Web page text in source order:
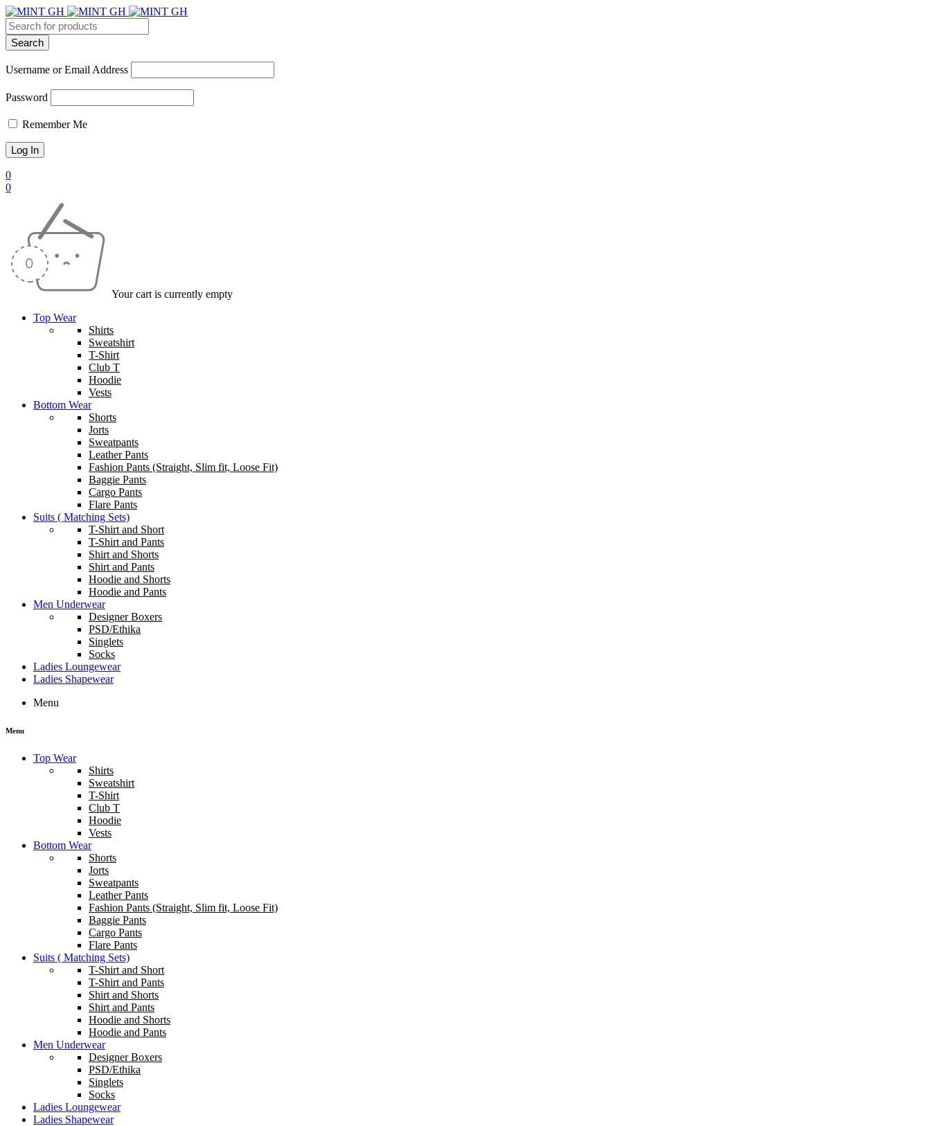
Username or Email Address
Password
Remember Me
0
0
Your cart is currently empty
Top Wear
Shirts
Sweatshirt
T-Shirt
Club T
Hoodie
Vests
Bottom Wear
Shorts
Jorts
Sweatpants
Leather Pants
Fashion Pants (Straight, Slim fit, Loose Fit)
Baggie Pants
Cargo Pants
Flare Pants
Suits ( Matching Sets)
T-Shirt and Short
T-Shirt and Pants
Shirt and Shorts
Shirt and Pants
Hoodie and Shorts
Hoodie and Pants
Men Underwear
Designer Boxers
PSD/Ethika
Singlets
Socks
Ladies Loungewear
Ladies Shapewear
Menu
Menu
Top Wear
Shirts
Sweatshirt
T-Shirt
Club T
Hoodie
Vests
Bottom Wear
Shorts
Jorts
Sweatpants
Leather Pants
Fashion Pants (Straight, Slim fit, Loose Fit)
Baggie Pants
Cargo Pants
Flare Pants
Suits ( Matching Sets)
T-Shirt and Short
T-Shirt and Pants
Shirt and Shorts
Shirt and Pants
Hoodie and Shorts
Hoodie and Pants
Men Underwear
Designer Boxers
PSD/Ethika
Singlets
Socks
Ladies Loungewear
Ladies Shapewear